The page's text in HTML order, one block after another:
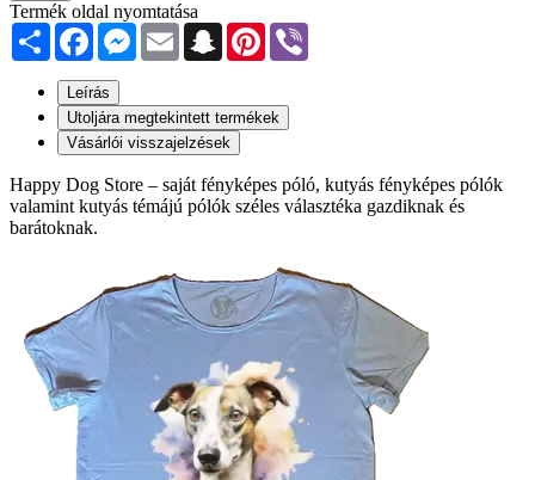
Termék oldal nyomtatása
Share FacebookMessenger
Email SnapchatPinterest
Leírás
Utoljára megtekintett termékek
Vásárlói visszajelzések
Happy Dog Store – saját fényképes póló, kutyás fényképes pólók
valamint kutyás témájú pólók széles választéka gazdiknak és
barátoknak.